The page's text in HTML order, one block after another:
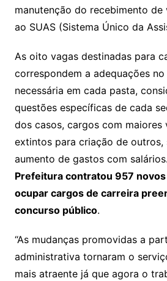
manutenção do recebimento de
ao SUAS (Sistema Único da
As oito vagas destinadas para
correspondem a adequações
necessária em cada pasta,
questões específicas de cada
dos casos, cargos com maiores
extintos para criação de outros,
aumento de gastos com salários.
Prefeitura contratou 957
ocupar cargos de carreira
concurso público.
“As mudanças promovidas a
administrativa tornaram o
mais atraente já que agora o